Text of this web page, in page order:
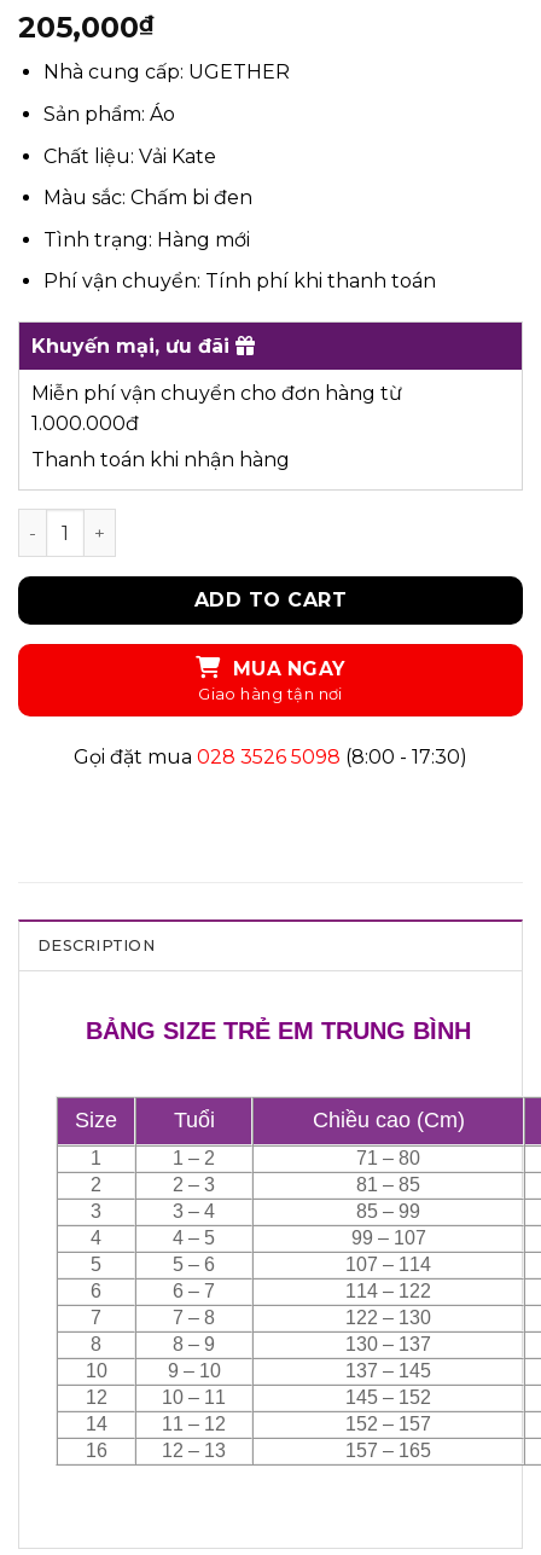
205,000₫
Nhà cung cấp: UGETHER
Sản phẩm: Áo
Chất liệu: Vải Kate
Màu sắc: Chấm bi đen
Tình trạng: Hàng mới
Phí vận chuyển: Tính phí khi thanh toán
Khuyến mại, ưu đãi
Miễn phí vận chuyển cho đơn hàng từ
1.000.000đ
Thanh toán khi nhận hàng
UKID73 - ÁO SƠ MI quantity
ADD TO CART
MUA NGAY
Gọi đặt mua 028 3526 5098 (8:00 - 17:30)
DESCRIPTION
BẢNG SIZE TRẺ EM TRUNG BÌNH
Size Tuổi Chiều cao (Cm)
1 1 – 2
71 – 80
2
2 – 3
81 – 85
3
3 – 4
85 – 99
4
4 – 5
99 – 107
5
5 – 6
107 – 114
6
6 – 7
114 – 122
7
7 – 8
122 – 130
8
8 – 9
130 – 137
10
9 – 10
137 – 145
12
10 – 11
145 – 152
14
11 – 12
152 – 157
16
12 – 13 157 – 165